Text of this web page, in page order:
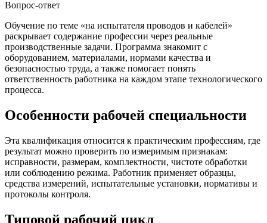
Вопрос-ответ
Обучение по теме «на испытателя проводов и кабелей»
раскрывает содержание профессии через реальные
производственные задачи. Программа знакомит с
оборудованием, материалами, нормами качества и
безопасностью труда, а также помогает понять
ответственность работника на каждом этапе технологического
процесса.
Особенности рабочей специальности
Эта квалификация относится к практическим профессиям, где
результат можно проверить по измеримым признакам:
исправности, размерам, комплектности, чистоте обработки
или соблюдению режима. Работник применяет образцы,
средства измерений, испытательные установки, нормативы и
протоколы контроля.
Типовой рабочий цикл